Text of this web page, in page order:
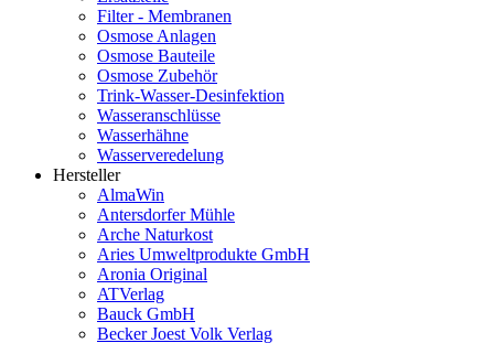
Filter - Membranen
Osmose Anlagen
Osmose Bauteile
Osmose Zubehör
Trink-Wasser-Desinfektion
Wasseranschlüsse
Wasserhähne
Wasserveredelung
Hersteller
AlmaWin
Antersdorfer Mühle
Arche Naturkost
Aries Umweltprodukte GmbH
Aronia Original
ATVerlag
Bauck GmbH
Becker Joest Volk Verlag